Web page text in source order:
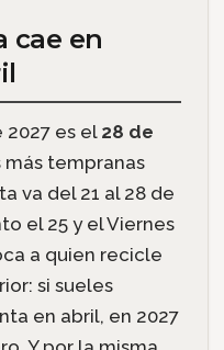
cae en
2027 es el 28 de
más tempranas
va del 21 al 28 de
el 25 y el Viernes
a quien recicle
si sueles
en abril, en 2027